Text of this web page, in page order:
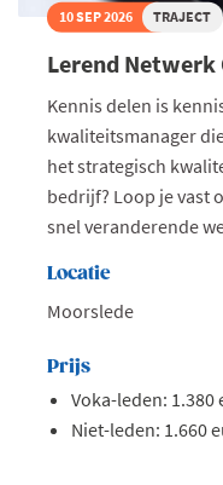
10 SEP 2026 TRAJECT
Lerend
Kennis delen is
kwaliteitsmanager
het strategisch
bedrijf? Loop je vast
snel veranderende
Locatie
Moorslede
Prijs
Voka-leden: 1.380
Niet-leden: 1.660